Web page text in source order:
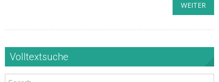
WEITER
Volltextsuche
Search